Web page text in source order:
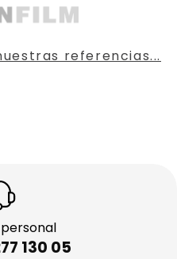
referencias...
130 05